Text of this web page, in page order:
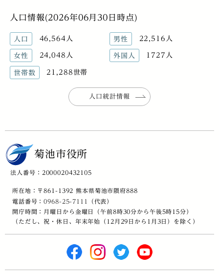
人口情報(2026年06月30日時点)
人口 46,564人 男性 22,516人
女性 24,048人 外国人 1727人
世帯数 21,288世帯
人口統計情報
菊池市役所
法人番号：2000020432105
所在地：〒861-1392 熊本県菊池市隈府888
電話番号：0968-25-7111
（代表）
開庁時間：月曜日から金曜日（午前8時30分から午後5時15分）
（ただし、祝・休日、年末年始（12月29日から1月3日）を除く）